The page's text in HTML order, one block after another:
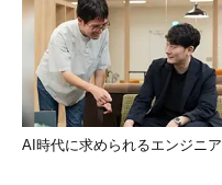
●生成したカスタムロールを
生成したカスタムロールを
role definition list」コマンド
az role definition list --
AI時代に求められるエンジニ